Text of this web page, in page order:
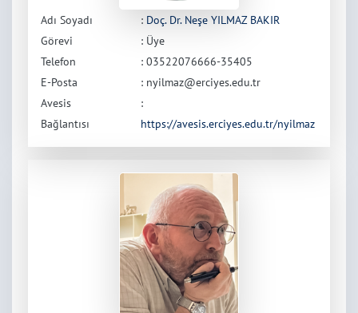
Adı Soyadı : Doç. Dr. Neşe YILMAZ BAKIR
Görevi
: Üye
Telefon
: 03522076666-35405
E-Posta
: nyilmaz@erciyes.edu.tr
Avesis
Bağlantısı
:
https://avesis.erciyes.edu.tr/nyilmaz